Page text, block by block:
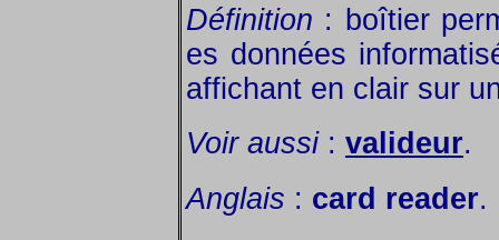
Définition : boîtier
es données
affichant en clair sur
Voir aussi: valideur.
Anglais : card reader.